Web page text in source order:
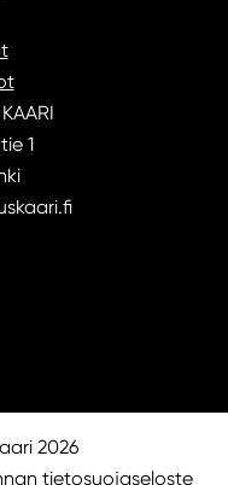
1
2026
tietosuojaseloste